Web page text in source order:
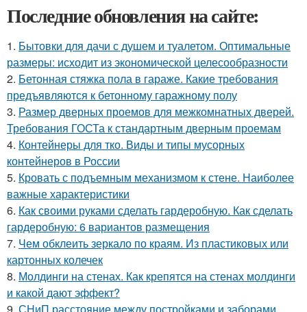
Последние обновления на сайте:
1. Бытовки для дачи с душем и туалетом. Оптимальные
размеры: исходит из экономической целесообразности
2. Бетонная стяжка пола в гараже. Какие требования
предъявляются к бетонному гаражному полу
3. Размер дверных проемов для межкомнатных дверей.
Требования ГОСТа к стандартным дверным проемам
4. Контейнеры для тко. Виды и типы мусорных
контейнеров в России
5. Кровать с подъемным механизмом к стене. Наиболее
важные характеристики
6. Как своими руками сделать гардеробную. Как сделать
гардеробную: 6 вариантов размещения
7. Чем обклеить зеркало по краям. Из пластиковых или
картонных колечек
8. Молдинги на стенах. Как крепятся на стенах молдинги
и какой дают эффект?
9. СНиП расстояние между постройками и заборами.